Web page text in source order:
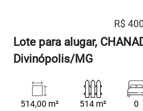
R$
Lote para alugar,
Divinópolis/MG
514,00 m²
514 m²
0